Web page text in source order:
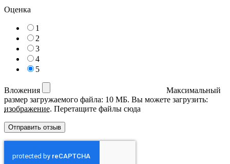
Оценка
1
2
3
4
5
Вложения
Максимальный
размер загружаемого файла: 10 МБ. Вы можете загрузить:
изображение. Перетащите файлы сюда